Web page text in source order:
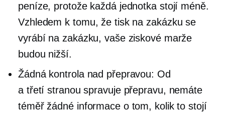
peníze, protože každá jednotka stojí méně.
Vzhledem k tomu, že tisk na zakázku se
vyrábí na zakázku, vaše ziskové marže
budou nižší.
Žádná kontrola nad přepravou: Od
a třetí stranou spravuje přepravu, nemáte
téměř žádné informace o tom, kolik to stojí